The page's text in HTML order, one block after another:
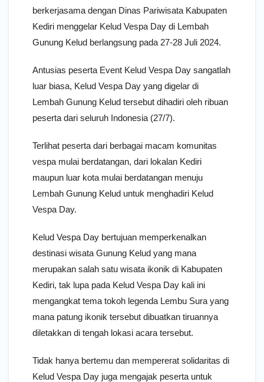
berkerjasama dengan Dinas Pariwisata Kabupaten
Kediri menggelar Kelud Vespa Day di Lembah
Gunung Kelud berlangsung pada 27-28 Juli 2024.
Antusias peserta Event Kelud Vespa Day sangatlah
luar biasa, Kelud Vespa Day yang digelar di
Lembah Gunung Kelud tersebut dihadiri oleh ribuan
peserta dari seluruh Indonesia (27/7).
Terlihat peserta dari berbagai macam komunitas
vespa mulai berdatangan, dari lokalan Kediri
maupun luar kota mulai berdatangan menuju
Lembah Gunung Kelud untuk menghadiri Kelud
Vespa Day.
Kelud Vespa Day bertujuan memperkenalkan
destinasi wisata Gunung Kelud yang mana
merupakan salah satu wisata ikonik di Kabupaten
Kediri, tak lupa pada Kelud Vespa Day kali ini
mengangkat tema tokoh legenda Lembu Sura yang
mana patung ikonik tersebut dibuatkan tiruannya
diletakkan di tengah lokasi acara tersebut.
Tidak hanya bertemu dan mempererat solidaritas di
Kelud Vespa Day juga mengajak peserta untuk